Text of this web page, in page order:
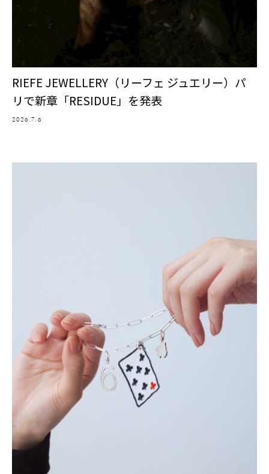
RIEFE JEWELLERY（リーフェ ジュエリー）パ
リで新章「RESIDUE」を発表
2026.7.6